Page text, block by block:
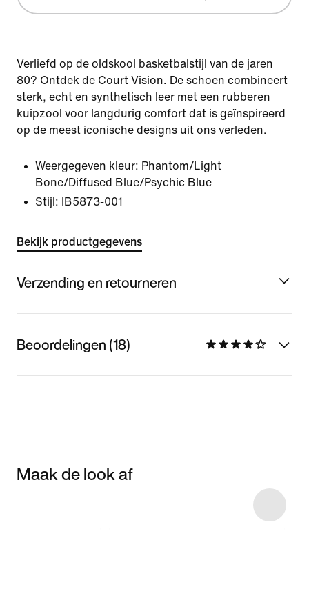
Verliefd op de oldskool basketbalstijl van de jaren
80? Ontdek de Court Vision. De schoen combineert
sterk, echt en synthetisch leer met een rubberen
kuipzool voor langdurig comfort dat is geïnspireerd
op de meest iconische designs uit ons verleden.
Weergegeven kleur: Phantom/Light
Bone/Diffused Blue/Psychic Blue
Stijl:
IB5873-001
Bekijk productgegevens
Verzending en retourneren
Beoordelingen (18)
Maak de look af